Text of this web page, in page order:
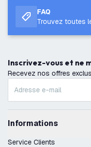
FAQ
Trouvez toutes
Inscrivez-vous et ne
Recevez nos offres
Informations
Service Clients